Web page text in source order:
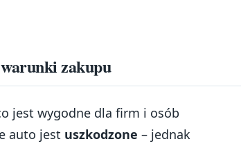
zakupu
jest wygodne dla firm i osób
auto jest uszkodzone – jednak